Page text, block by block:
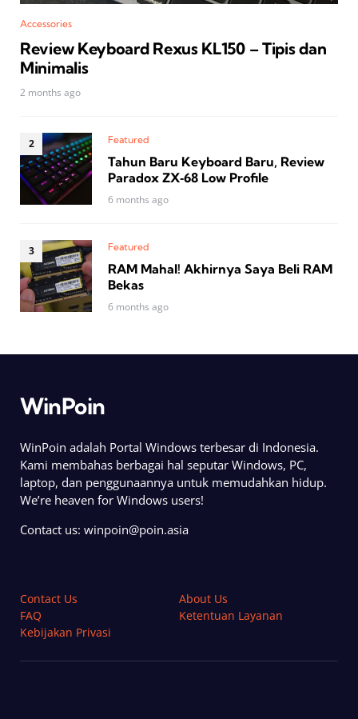
Accessories
Review Keyboard Rexus KL150 – Tipis dan
Minimalis
2 months ago
Featured
Tahun Baru Keyboard Baru, Review
Paradox ZX‑68 Low Profile
6 months ago
Featured
RAM Mahal! Akhirnya Saya Beli RAM
Bekas
6 months ago
WinPoin
WinPoin adalah Portal Windows terbesar di Indonesia.
Kami membahas berbagai hal seputar Windows, PC,
laptop, dan penggunaannya untuk memudahkan hidup.
We’re heaven for Windows users!
Contact us: winpoin@poin.asia
Contact Us
About Us
FAQ
Ketentuan Layanan
Kebijakan Privasi